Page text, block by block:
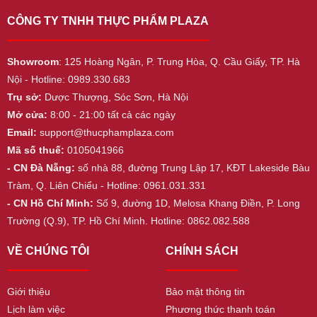
CÔNG TY TNHH THỰC PHẨM PLAZA
Showroom: 125 Hoàng Ngân, P. Trung Hòa, Q. Cầu Giấy, TP. Hà
Nội - Hotline: 0989.330.683
Trụ sở: Dược Thượng, Sóc Sơn, Hà Nội
Mở cửa: 8:00 - 21:00 tất cả các ngày
Email: support@thucphamplaza.com
Mã số thuế: 0105041966
- CN Đà Nẵng: số nhà 88, đường Trung Lập 17, KĐT Lakeside Bàu
Tràm, Q. Liên Chiểu - Hotline: 0961.031.331
- CN Hồ Chí Minh: Số 9, đường 1D, Melosa Khang Điền, P. Long
Trường (Q.9), TP. Hồ Chí Minh. Hotline: 0862.082.588
VỀ CHÚNG TÔI
Giới thiệu
Lịch làm việc
CHÍNH SÁCH
Bảo mật thông tin
Phương thức thanh toán